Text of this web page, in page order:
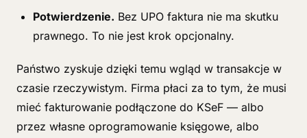
Potwierdzenie. Bez UPO faktura nie ma skutku
prawnego. To nie jest krok opcjonalny.
Państwo zyskuje dzięki temu wgląd w transakcje w
czasie rzeczywistym. Firma płaci za to tym, że musi
mieć fakturowanie podłączone do KSeF — albo
przez własne oprogramowanie księgowe, albo